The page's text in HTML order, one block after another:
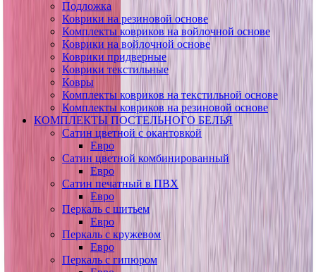
Подложка
Коврики на резиновой основе
Комплекты ковриков на войлочной основе
Коврики на войлочной основе
Коврики придверные
Коврики текстильные
Ковры
Комплекты ковриков на текстильной основе
Комплекты ковриков на резиновой основе
КОМПЛЕКТЫ ПОСТЕЛЬНОГО БЕЛЬЯ
Сатин цветной с окантовкой
Евро
Сатин цветной комбинированный
Евро
Сатин печатный в ПВХ
Евро
Перкаль с шитьем
Евро
Перкаль с кружевом
Евро
Перкаль с гипюром